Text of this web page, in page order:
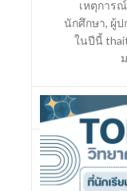
เหตุการ
นักศึกษา, ผู้ป
ในปีนี้